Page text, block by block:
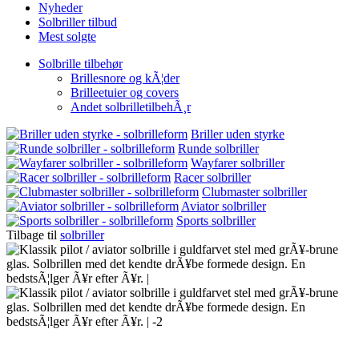
Nyheder
Solbriller tilbud
Mest solgte
Solbrille tilbehør
Brillesnore og kÃ¦der
Brilleetuier og covers
Andet solbrilletilbehÃ¸r
Briller uden styrke
Runde solbriller
Wayfarer solbriller
Racer solbriller
Clubmaster solbriller
Aviator solbriller
Sports solbriller
Tilbage til solbriller